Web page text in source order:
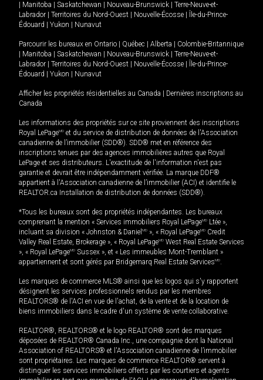
Manitoba Saskatchewan Nouveau-Brunswick
Terre-Neuve-et-
Labrador
Territoires du Nord-Ouest Nouvelle-Écosse
Île-du-Prince-
Édouard
Yukon Nunavut
Parcourir les bureaux en Ontario Québec Alberta
Colombie-Britannique
Manitoba Saskatchewan Nouveau-Brunswick
Terre-Neuve-et-
Labrador
Territoires du Nord-Ouest Nouvelle-Écosse
Île-du-Prince-
Édouard
Yukon Nunavut
Afficher les propriétés résidentielles au Canada
Dernières inscriptions au
Canada
Les informations des propriétés sur ce site proviennent des inscriptions
Royal LePageMD et du service de distribution de données de l'Association
canadienne de l’immobilier (SDD®). SDD® met en référence des
inscriptions tenues par des agences immobilières autres que Royal
LePage et ses distributeurs. L'exactitude de l'information n'est pas
garantie et devrait être indépendamment vérifiée. La marque DDF®
appartient à l'Association canadienne de l’immobilier (ACI) et identifie le
REALTOR.ca Installation de distribution de données (SDD®).
*Tous les bureaux sont des propriétés indépendantes. Les bureaux
comprenant la mention « Services immobiliers Royal LePageMD Ltée »,
incluant sa division « Johnston & Daniel MD », « Royal LePageMD Credit
Valley Real Estate, Brokerage », « Royal LePageMD West Real Estate Services
», « Royal LePageMD Sussex », et « Les immeubles Mont-Tremblant »
appartiennent et sont gérés par Bridgemarq Real Estate ServicesMD.
Les marques de commerce MLS® ainsi que les logos qui s'y rapportent
désignent les services professionnels rendus par les membres
REALTORS® de l'ACI en vue de l'achat, de la vente et de la location de
biens immobiliers dans le cadre d'un système de vente collaborative.
REALTOR®, REALTORS® et le logo REALTOR® sont des marques
déposées de REALTOR® Canada Inc., une compagnie dont la National
Association of REALTORS® et l'Association canadienne de l’immobilier
sont propriétaires. Les marques de commerce REALTOR® servent à
distinguer les services immobiliers offerts par les courtiers et agents